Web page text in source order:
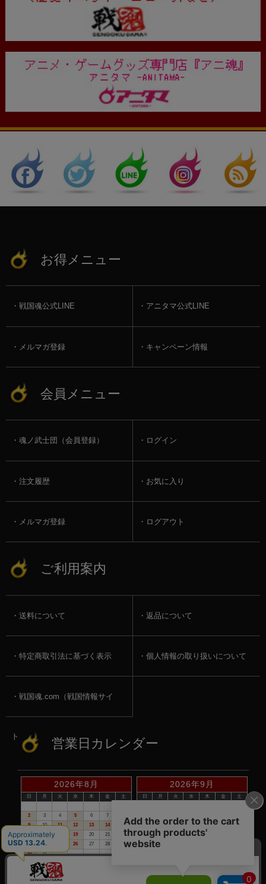
お得メニュー
戦国魂公式LINE アニタマ公式LINE
メルマガ登録 キャンペーン情報
会員メニュー
魂ノ武士団（会員登録） ログイン
注文履歴 お気に入り
メルマガ登録 ログアウト
ご利用案内
送料について 返品について
特定商取引法に基づく表示 個人情報の取り扱いについて
戦国魂.com（戦国情報サイ
ト） 営業日カレンダー
2026年8月
日 月 火 水 木 金
土
2
3 4 5 6 7
9
10 11 12 13 14
15
16
17 19 20 21
22
23
24 26 27 28
29
30
31
2026年9月
日 月 火 水 木 金
土
13
14 15 16 17 18
19
20
22 23 24
27
28
赤い日付が定休日です。
※定休日は、商品の発送・電話でのお問合せは、お休みさせて頂いて